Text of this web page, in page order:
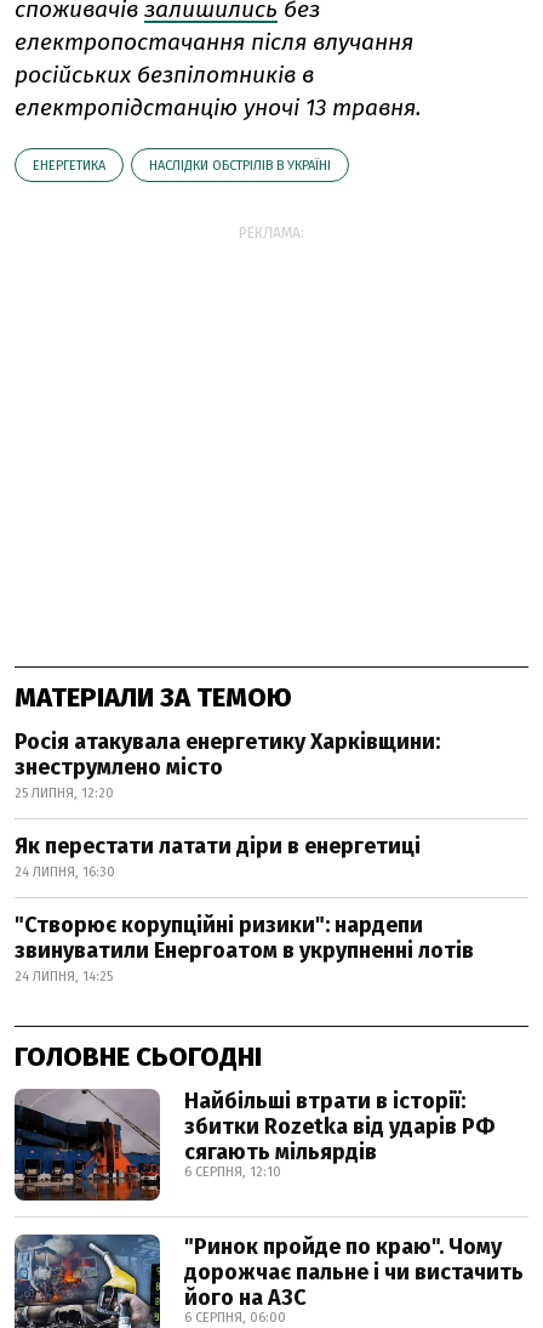
споживачів залишились без
електропостачання після влучання
російських безпілотників в
електропідстанцію уночі 13 травня.
ЕНЕРГЕТИКА НАСЛІДКИ ОБСТРІЛІВ В УКРАЇНІ
РЕКЛАМА:
МАТЕРІАЛИ ЗА ТЕМОЮ
Росія атакувала енергетику Харківщини:
знеструмлено місто
25 ЛИПНЯ, 12:20
Як перестати латати діри в енергетиці
24 ЛИПНЯ, 16:30
"Створює корупційні ризики": нардепи
звинуватили Енергоатом в укрупненні лотів
24 ЛИПНЯ, 14:25
ГОЛОВНЕ СЬОГОДНІ
Найбільші втрати в історії:
збитки Rozetka від ударів РФ
сягають мільярдів
6 СЕРПНЯ, 12:10
"Ринок пройде по краю". Чому
дорожчає пальне і чи вистачить
його на АЗС
6 СЕРПНЯ, 06:00